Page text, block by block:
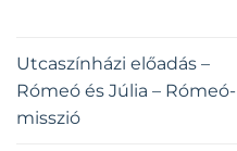
Utcaszínházi előadás –
Rómeó és Júlia – Rómeó-
misszió